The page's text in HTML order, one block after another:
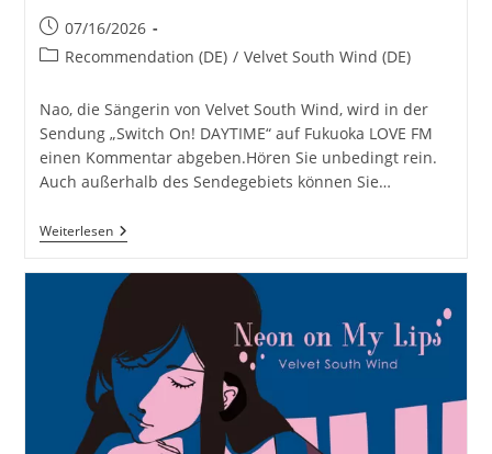
Beitrag
veröffentlicht:
07/16/2026
Beitrags-
Recommendation (DE) / Velvet South Wind (DE)
Nao, die Sängerin von Velvet South Wind, wird in der
Sendung „Switch On! DAYTIME“ auf Fukuoka LOVE FM
einen Kommentar abgeben.Hören Sie unbedingt rein.
Auch außerhalb des Sendegebiets können Sie…
Weiterlesen[Auftrittsankündigung]
Velvet
Wind
–
Einem
Kommentar
In
Der
Sendung
„Switch